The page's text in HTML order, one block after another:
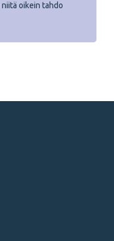
oikein tahdo